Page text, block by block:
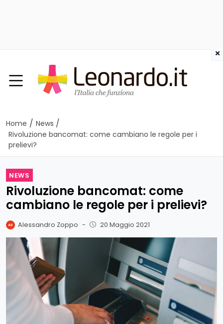
Home / News /
Rivoluzione bancomat: come cambiano le regole per i
prelievi?
NEWS
Rivoluzione bancomat: come
cambiano le regole per i prelievi?
Alessandro Zoppo - 20 Maggio 2021
×